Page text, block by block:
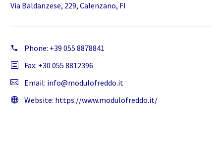
Via Baldanzese, 229, Calenzano, FI
Phone: +39 055 8878841
Fax: +30 055 8812396
Email: info@modulofreddo.it
Website: https://www.modulofreddo.it/